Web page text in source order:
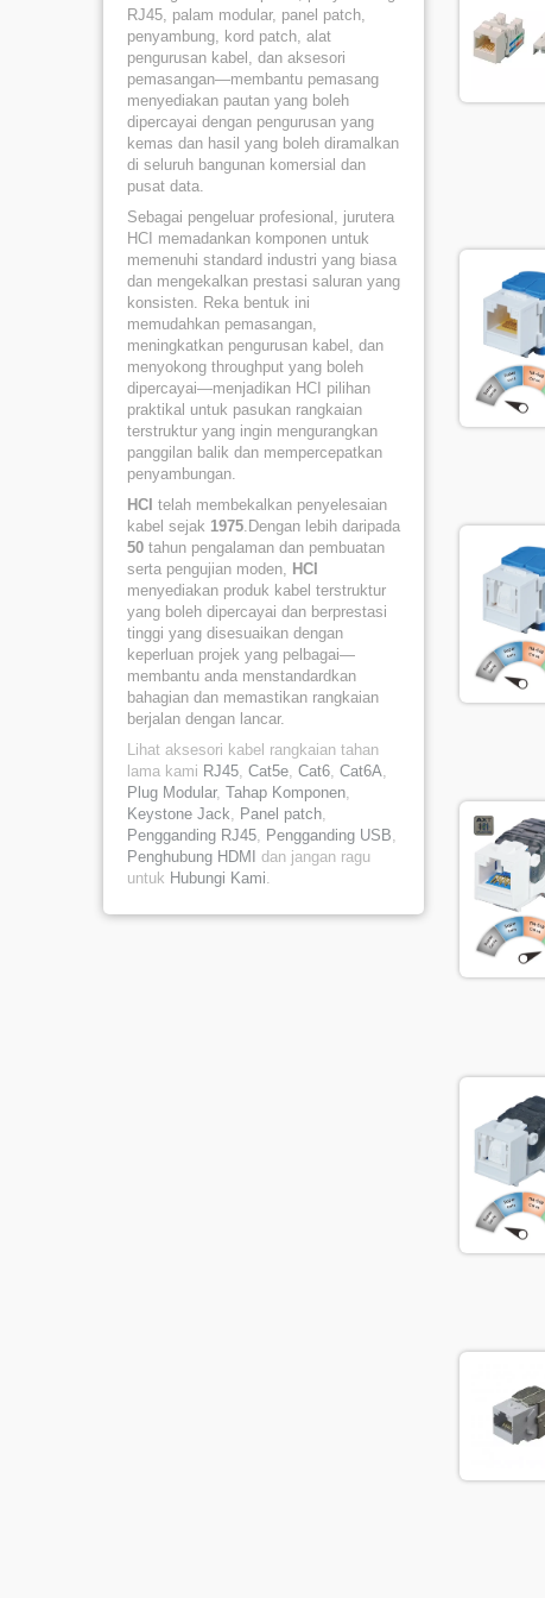
RJ45, palam modular, panel patch,
penyambung, kord patch, alat
pengurusan kabel, dan aksesori
pemasangan—membantu pemasang
menyediakan pautan yang boleh
dipercayai dengan pengurusan yang
kemas dan hasil yang boleh diramalkan
di seluruh bangunan komersial dan
pusat data.
Sebagai pengeluar profesional, jurutera
HCI memadankan komponen untuk
memenuhi standard industri yang biasa
dan mengekalkan prestasi saluran yang
konsisten. Reka bentuk ini
memudahkan pemasangan,
meningkatkan pengurusan kabel, dan
menyokong throughput yang boleh
dipercayai—menjadikan HCI pilihan
praktikal untuk pasukan rangkaian
terstruktur yang ingin mengurangkan
panggilan balik dan mempercepatkan
penyambungan.
HCI telah membekalkan penyelesaian
kabel sejak 1975.Dengan lebih daripada
50 tahun pengalaman dan pembuatan
serta pengujian moden, HCI
menyediakan produk kabel terstruktur
yang boleh dipercayai dan berprestasi
tinggi yang disesuaikan dengan
keperluan projek yang pelbagai—
membantu anda menstandardkan
bahagian dan memastikan rangkaian
berjalan dengan lancar.
Lihat aksesori kabel rangkaian tahan
lama kami RJ45, Cat5e, Cat6, Cat6A,
Plug Modular, Tahap Komponen,
Keystone Jack, Panel patch,
Pengganding RJ45, Pengganding USB,
Penghubung HDMI
dan jangan ragu
untuk Hubungi Kami.